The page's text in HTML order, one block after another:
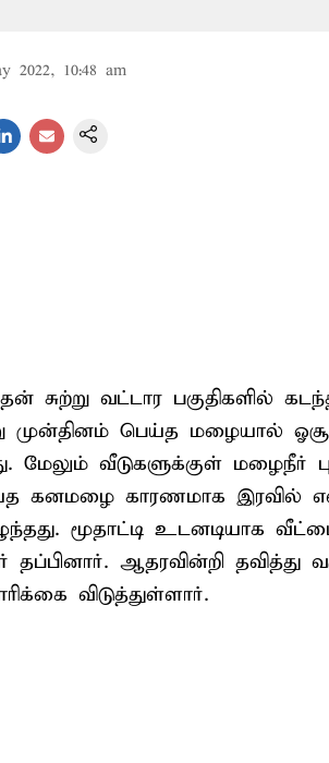
2022, 10:48 am
சுற்று வட்டார பகுதிகளில்
முன்தினம் பெய்த மழையால்
மேலும் வீடுகளுக்குள் மழைநீர்
கனமழை காரணமாக இரவில்
மூதாட்டி உடனடியாக
தப்பினார். ஆதரவின்றி
விடுத்துள்ளார்.